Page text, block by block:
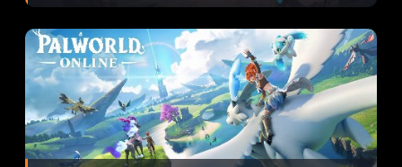
Fans Are Hopeful